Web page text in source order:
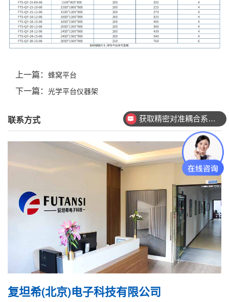
上一篇： 蜂窝平台
下一篇： 光学平台仪器架
联系方式
复坦希(北京)电子科技有限公司
获取精密对准耦合系统技术方案